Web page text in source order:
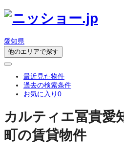
愛知県
他のエリアで探す
最近見た物件
過去の検索条件
お気に入り0
カルティエ冨貴愛
町の賃貸物件